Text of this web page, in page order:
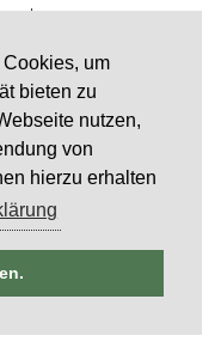
um
bieten zu
nutzen,
von
hierzu erhalten